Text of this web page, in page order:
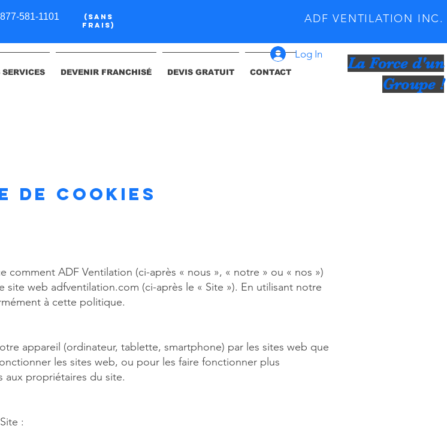
ADF VENTILATION INC.
La Force d'un
Groupe !
877-581-1101
(Sans
Frais)
SERVICES DEVENIR FRANCHISÉ DEVIS GRATUIT CONTACT
Log In
de cookies
ADF Ventilation (ci-après « nous », « notre » ou « nos »)
web adfventilation.com (ci-après le « Site »). En utilisant notre
à cette politique.
appareil (ordinateur, tablette, smartphone) par les sites web que
les sites web, ou pour les faire fonctionner plus
aux propriétaires du site.
: